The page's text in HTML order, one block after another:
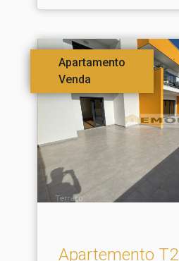
Apartamento
Venda
Apartemento